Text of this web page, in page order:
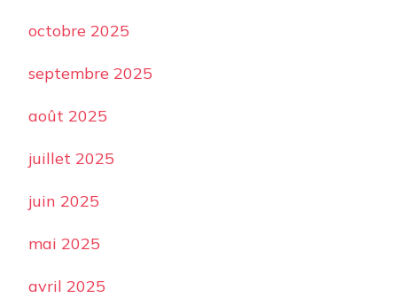
octobre 2025
septembre 2025
août 2025
juillet 2025
juin 2025
mai 2025
avril 2025